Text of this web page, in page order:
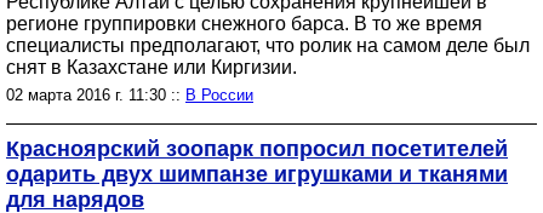
регионе группировки снежного барса. В то же время
специалисты предполагают, что ролик на самом деле был
снят в Казахстане или Киргизии.
02 марта 2016 г. 11:30 :: В России
Красноярский зоопарк попросил посетителей
одарить двух шимпанзе игрушками и тканями
для нарядов